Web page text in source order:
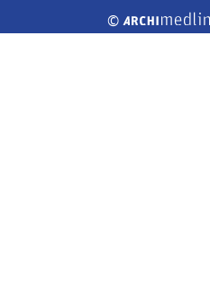
©